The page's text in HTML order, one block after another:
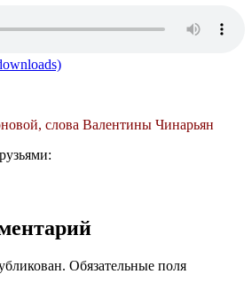
слова Валентины Чинарьян
Обязательные поля